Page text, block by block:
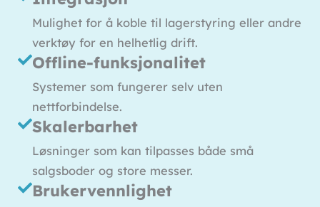
Mulighet for å koble til lagerstyring eller andre
verktøy for en helhetlig drift.
Offline-funksjonalitet
Systemer som fungerer selv uten
nettforbindelse.
Skalerbarhet
Løsninger som kan tilpasses både små
salgsboder og store messer.
Brukervennlighet